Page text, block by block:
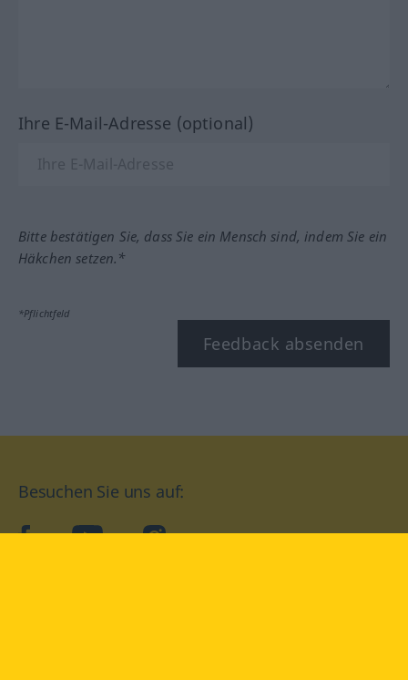
Ihre E-Mail-Adresse (optional)
Bitte bestätigen Sie, dass Sie ein Mensch sind, indem Sie ein
Häkchen setzen.*
*Pflichtfeld
Feedback absenden
Besuchen Sie uns auf:
facebookYouTube Instagram